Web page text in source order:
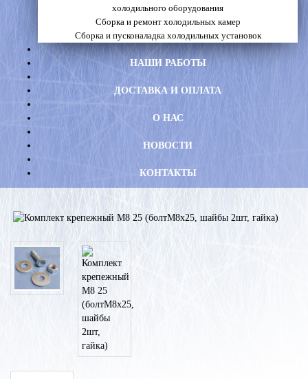
холодильного оборудования
Сборка и ремонт холодильных камер
Сборка и пусконаладка холодильных установок
НАШИ РАБОТЫ
ДОСТАВКА И ОПЛАТА
О НАС
НОВОСТИ
КОНТАКТЫ